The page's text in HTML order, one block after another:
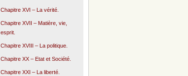
Chapitre XVI – La vérité.
Chapitre XVII – Matière, vie,
esprit.
Chapitre XVIII – La politique.
Chapitre XX – Etat et Société.
Chapitre XXI – La liberté.